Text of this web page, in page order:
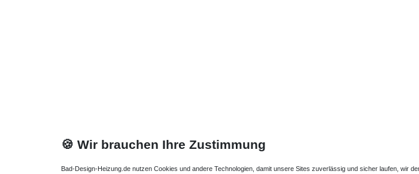
🍪 Wir brauchen Ihre Zustimmung
Bad-Design-Heizung.de nutzen Cookies und andere Technologien, damit unsere Sites zuverlässig und sicher laufen, wir